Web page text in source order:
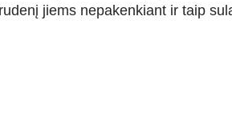
jiems nepakenkiant ir taip